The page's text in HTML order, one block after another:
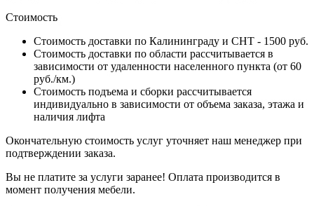
Стоимость
Стоимость доставки по Калининграду и СНТ - 1500 руб.
Стоимость доставки по области рассчитывается в
зависимости от удаленности населенного пункта (от 60
руб./км.)
Стоимость подъема и сборки рассчитывается
индивидуально в зависимости от объема заказа, этажа и
наличия лифта
Окончательную стоимость услуг уточняет наш менеджер при
подтверждении заказа.
Вы не платите за услуги заранее! Оплата производится в
момент получения мебели.